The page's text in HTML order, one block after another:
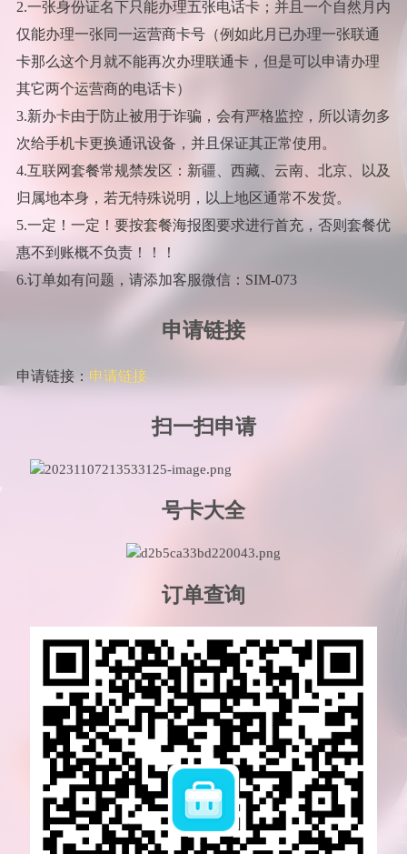
2.一张身份证名下只能办理五张电话卡；并且一个自然月内
仅能办理一张同一运营商卡号（例如此月已办理一张联通
卡那么这个月就不能再次办理联通卡，但是可以申请办理
其它两个运营商的电话卡）
3.新办卡由于防止被用于诈骗，会有严格监控，所以请勿多
次给手机卡更换通讯设备，并且保证其正常使用。
4.互联网套餐常规禁发区：新疆、西藏、云南、北京、以及
归属地本身，若无特殊说明，以上地区通常不发货。
5.一定！一定！要按套餐海报图要求进行首充，否则套餐优
惠不到账概不负责！！！
6.订单如有问题，请添加客服微信：SIM-073
申请链接
申请链接： 申请链接
扫一扫申请
号卡大全
订单查询